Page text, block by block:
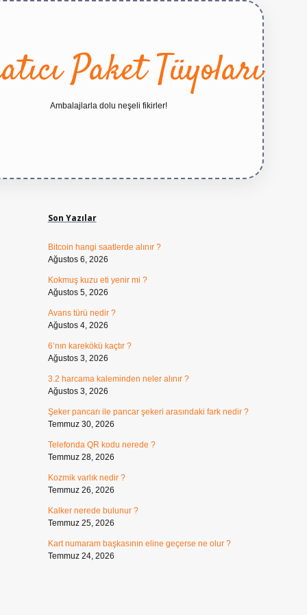
Paket Tüyoları
Ambalajlarla dolu neşeli fikirler!
Son Yazılar
Bitcoin hangi saatlerde alınır ?
Ağustos 6, 2026
Kokmuş kuzu eti yenir mi ?
Ağustos 5, 2026
Avans türü nedir ?
Ağustos 4, 2026
6’nın karekökü kaçtır ?
Ağustos 3, 2026
3.2 harcama kaleminden neler alınır ?
Ağustos 3, 2026
Şeker pancarı ile pancar şekeri arasındaki fark nedir ?
Temmuz 30, 2026
Telefonda QR kodu nerede ?
Temmuz 28, 2026
Kozmik varlık nedir ?
Temmuz 26, 2026
Kalker nerede bulunur ?
Temmuz 25, 2026
Kart numaram başkasının eline geçerse ne olur ?
Temmuz 24, 2026